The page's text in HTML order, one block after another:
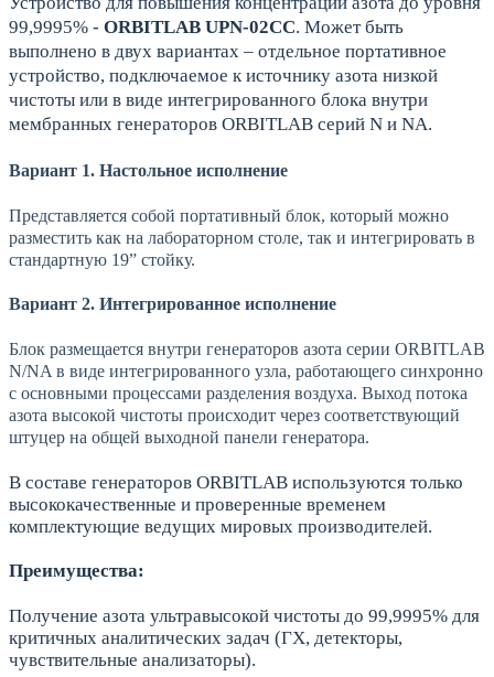
99,9995% - ORBITLAB UPN-02CC. Может быть
выполнено в двух вариантах – отдельное портативное
устройство, подключаемое к источнику азота низкой
чистоты или в виде интегрированного блока внутри
мембранных генераторов ORBITLAB серий N и NA.
Вариант 1. Настольное исполнение
Представляется собой портативный блок, который можно
разместить как на лабораторном столе, так и интегрировать в
стандартную 19” стойку.
Вариант 2. Интегрированное исполнение
Блок размещается внутри генераторов азота серии ORBITLAB
N/NA в виде интегрированного узла, работающего синхронно
с основными процессами разделения воздуха. Выход потока
азота высокой чистоты происходит через соответствующий
штуцер на общей выходной панели генератора.
В составе генераторов ORBITLAB используются только
высококачественные и проверенные временем
комплектующие ведущих мировых производителей.
Преимущества:
Получение азота ультравысокой чистоты до 99,9995% для
критичных аналитических задач (ГХ, детекторы,
чувствительные анализаторы).